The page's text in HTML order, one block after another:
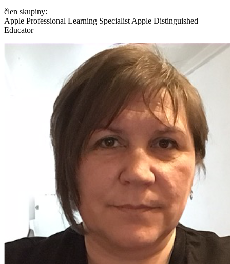
člen skupiny:
Apple Professional Learning Specialist Apple Distinguished
Educator